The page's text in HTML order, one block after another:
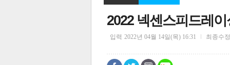
2022 넥센스피드레
입력 2022년 04월 14일(목) 16:31 최종수정